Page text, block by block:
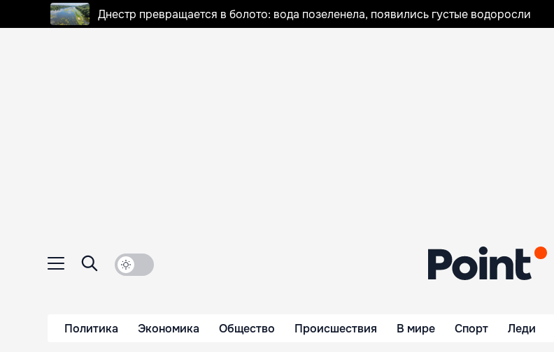
Днестр превращается в болото: вода позеленела, появились густые водоросли
Политика Экономика Общество Происшествия В мире Спорт Леди